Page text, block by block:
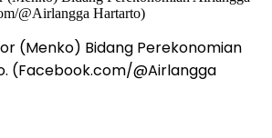
(Menko) Bidang Perekonomian
(Facebook.com/@Airlangga